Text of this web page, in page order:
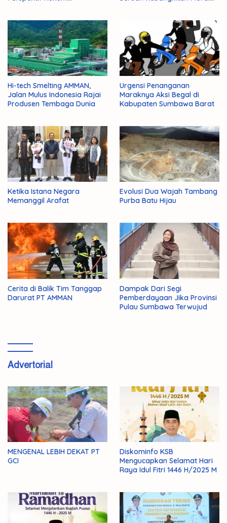
Hi-tech Smelting AMMAN,
Jalan Mulus Indonesia Rajai
Produsen Tembaga Dunia
Urgensi Penanganan
Maraknya Aksi Begal di
Kabupaten Sumbawa Barat
Ketika Istana Negara
Memanggil Arafat
Evolusi Dua Wajah Tambang
Purba Batu Hijau
Cerita di Balik Tim Tanggap
Darurat PT AMMAN
Dampak Dari Segi
Pemberdayaan Jika Provinsi
Pulau Sumbawa Terwujud
Advertorial
MENGENAL LEBIH DEKAT PT
GCI
Diskominfo KSB
Mengucapkan Selamat Hari
Raya Idul Fitri 1446 H/2025 M